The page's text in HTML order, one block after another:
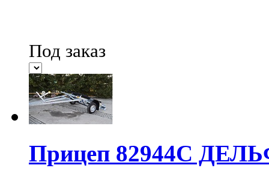
Под заказ
Прицеп 82944С